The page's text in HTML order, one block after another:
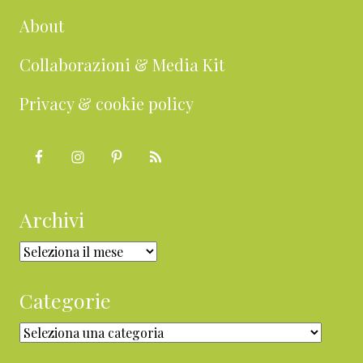
About
Collaborazioni & Media Kit
Privacy & cookie policy
Archivi
Archivi
Categorie
Categorie